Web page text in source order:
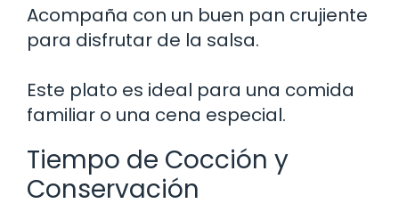
Acompaña con un buen pan crujiente
para disfrutar de la salsa.
Este plato es ideal para una comida
familiar o una cena especial.
Tiempo de Cocción y
Conservación